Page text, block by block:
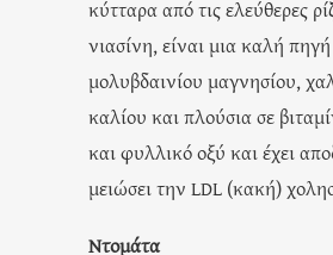
κύτταρα από τις ελεύθερες
νιασίνη, είναι μια καλή πηγή
μολυβδαινίου μαγνησίου,
καλίου και πλούσια σε
και φυλλικό οξύ και έχει
μειώσει την LDL (κακή)
Ντομάτα